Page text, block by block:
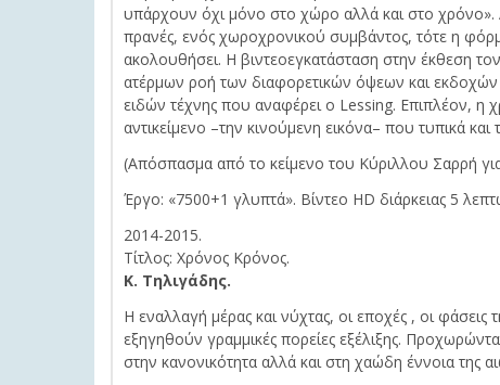
υπάρχουν όχι μόνο στο χώρο αλλά και στο χρόνο».
πρανές, ενός χωροχρονικού συμβάντος, τότε η
ακολουθήσει. Η βιντεοεγκατάσταση στην έκθεση
ατέρμων ροή των διαφορετικών όψεων και
ειδών τέχνης που αναφέρει ο Lessing. Επιπλέον, η
αντικείμενο –την κινούμενη εικόνα– που τυπικά και
(Απόσπασμα από το κείμενο του Κύριλλου Σαρρή
Έργο: «7500+1 γλυπτά». Βίντεο HD διάρκειας 5
2014-2015.
Τίτλος: Χρόνος Κρόνος.
Κ. Τηλιγάδης.
Η εναλλαγή μέρας και νύχτας, οι εποχές , οι
εξηγηθούν γραμμικές πορείες εξέλιξης.
στην κανονικότητα αλλά και στη χαώδη έννοια της